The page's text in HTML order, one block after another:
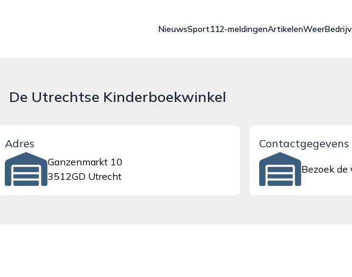
NieuwsSport112-meldingenArtikelenWeer
De Utrechtse Kinderboekwinkel
Adres
Ganzenmarkt 10
3512GD Utrecht
Contactgegevens
Bezoek de